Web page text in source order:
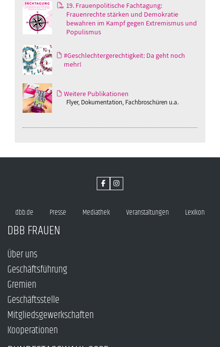
19. Frauenpolitische Fachtagung:
Frauenrechte stärken und Demokratie
bewahren im Kampf gegen Extremismus und
Populismus
#Geschlechtergerechtigkeit: Da geht noch
mehr!
Weitere Publikationen
Flyer, Dokumentation, Fachbroschüren u.a.
dbb.de Presse Mediathek Veranstaltungen Lexikon
DBB FRAUEN
Über uns
Geschäftsführung
Gremien
Geschäftsstelle
Mitgliedsgewerkschaften
Kooperationen